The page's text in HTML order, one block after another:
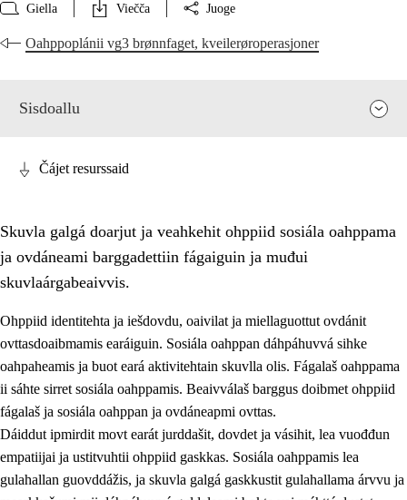
Giella Viečča Juoge
Oahppoplánii vg3 brønnfaget, kveilerøroperasjoner
Sisdoallu
2. Oahppama prinsihpat, ovdáneapmi ja oahppahábmen
2.1 Sosiála oahppan ja ovdáneapmi
2.2 Gealbu fágain
Čájet resurssaid
Skuvla galgá doarjut ja veahkehit ohppiid sosiála oahppama
ja ovdáneami barggadettiin fágaiguin ja muđui
skuvlaárgabeaivvis.
Ohppiid identitehta ja iešdovdu, oaivilat ja miellaguottut ovdánit
ovttasdoaibmamis earáiguin. Sosiála oahppan dáhpáhuvvá sihke
oahpaheamis ja buot eará aktivitehtain skuvlla olis. Fágalaš oahppama
ii sáhte sirret sosiála oahppamis. Beaivválaš barggus doibmet ohppiid
fágalaš ja sosiála oahppan ja ovdáneapmi ovttas.
Dáiddut ipmirdit movt earát jurddašit, dovdet ja vásihit, lea vuođđun
empatiijai ja ustitvuhtii ohppiid gaskkas. Sosiála oahppamis lea
gulahallan guovddážis, ja skuvla galgá gaskkustit gulahallama árvvu ja